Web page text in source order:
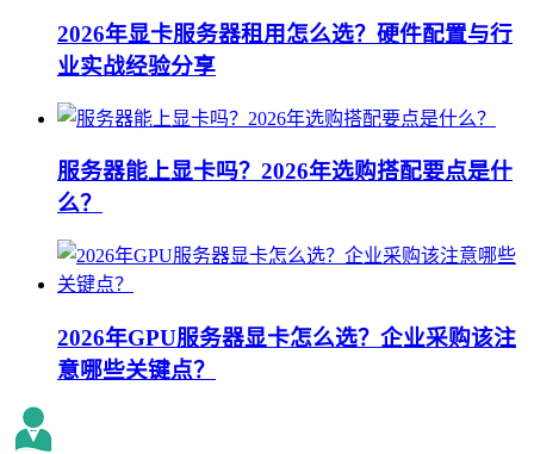
2026年显卡服务器租用怎么选？硬件配置与行
业实战经验分享
服务器能上显卡吗？2026年选购搭配要点是什
么？
2026年GPU服务器显卡怎么选？企业采购该注
意哪些关键点？